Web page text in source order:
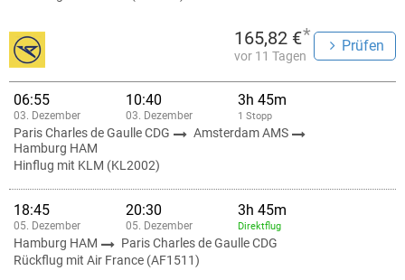
165,82 €*
vor 11 Tagen
Prüfen
06:55
03. Dezember
10:40
03. Dezember
3h 45m
1 Stopp
Paris Charles de Gaulle CDG
Amsterdam AMS
Hamburg HAM
Hinflug mit KLM (KL2002)
18:45
05. Dezember
20:30
05. Dezember
3h 45m
Direktflug
Hamburg HAM
Paris Charles de Gaulle CDG
Rückflug mit Air France (AF1511)